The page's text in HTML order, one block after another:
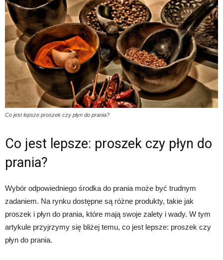
Co jest lepsze proszek czy płyn do prania?
Co jest lepsze: proszek czy płyn do
prania?
Wybór odpowiedniego środka do prania może być trudnym
zadaniem. Na rynku dostępne są różne produkty, takie jak
proszek i płyn do prania, które mają swoje zalety i wady. W tym
artykule przyjrzymy się bliżej temu, co jest lepsze: proszek czy
płyn do prania.